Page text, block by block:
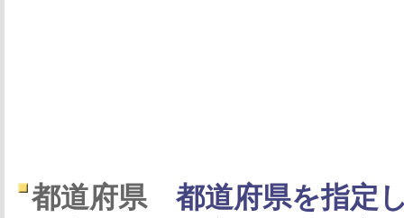
都道府県
都道府県を指定